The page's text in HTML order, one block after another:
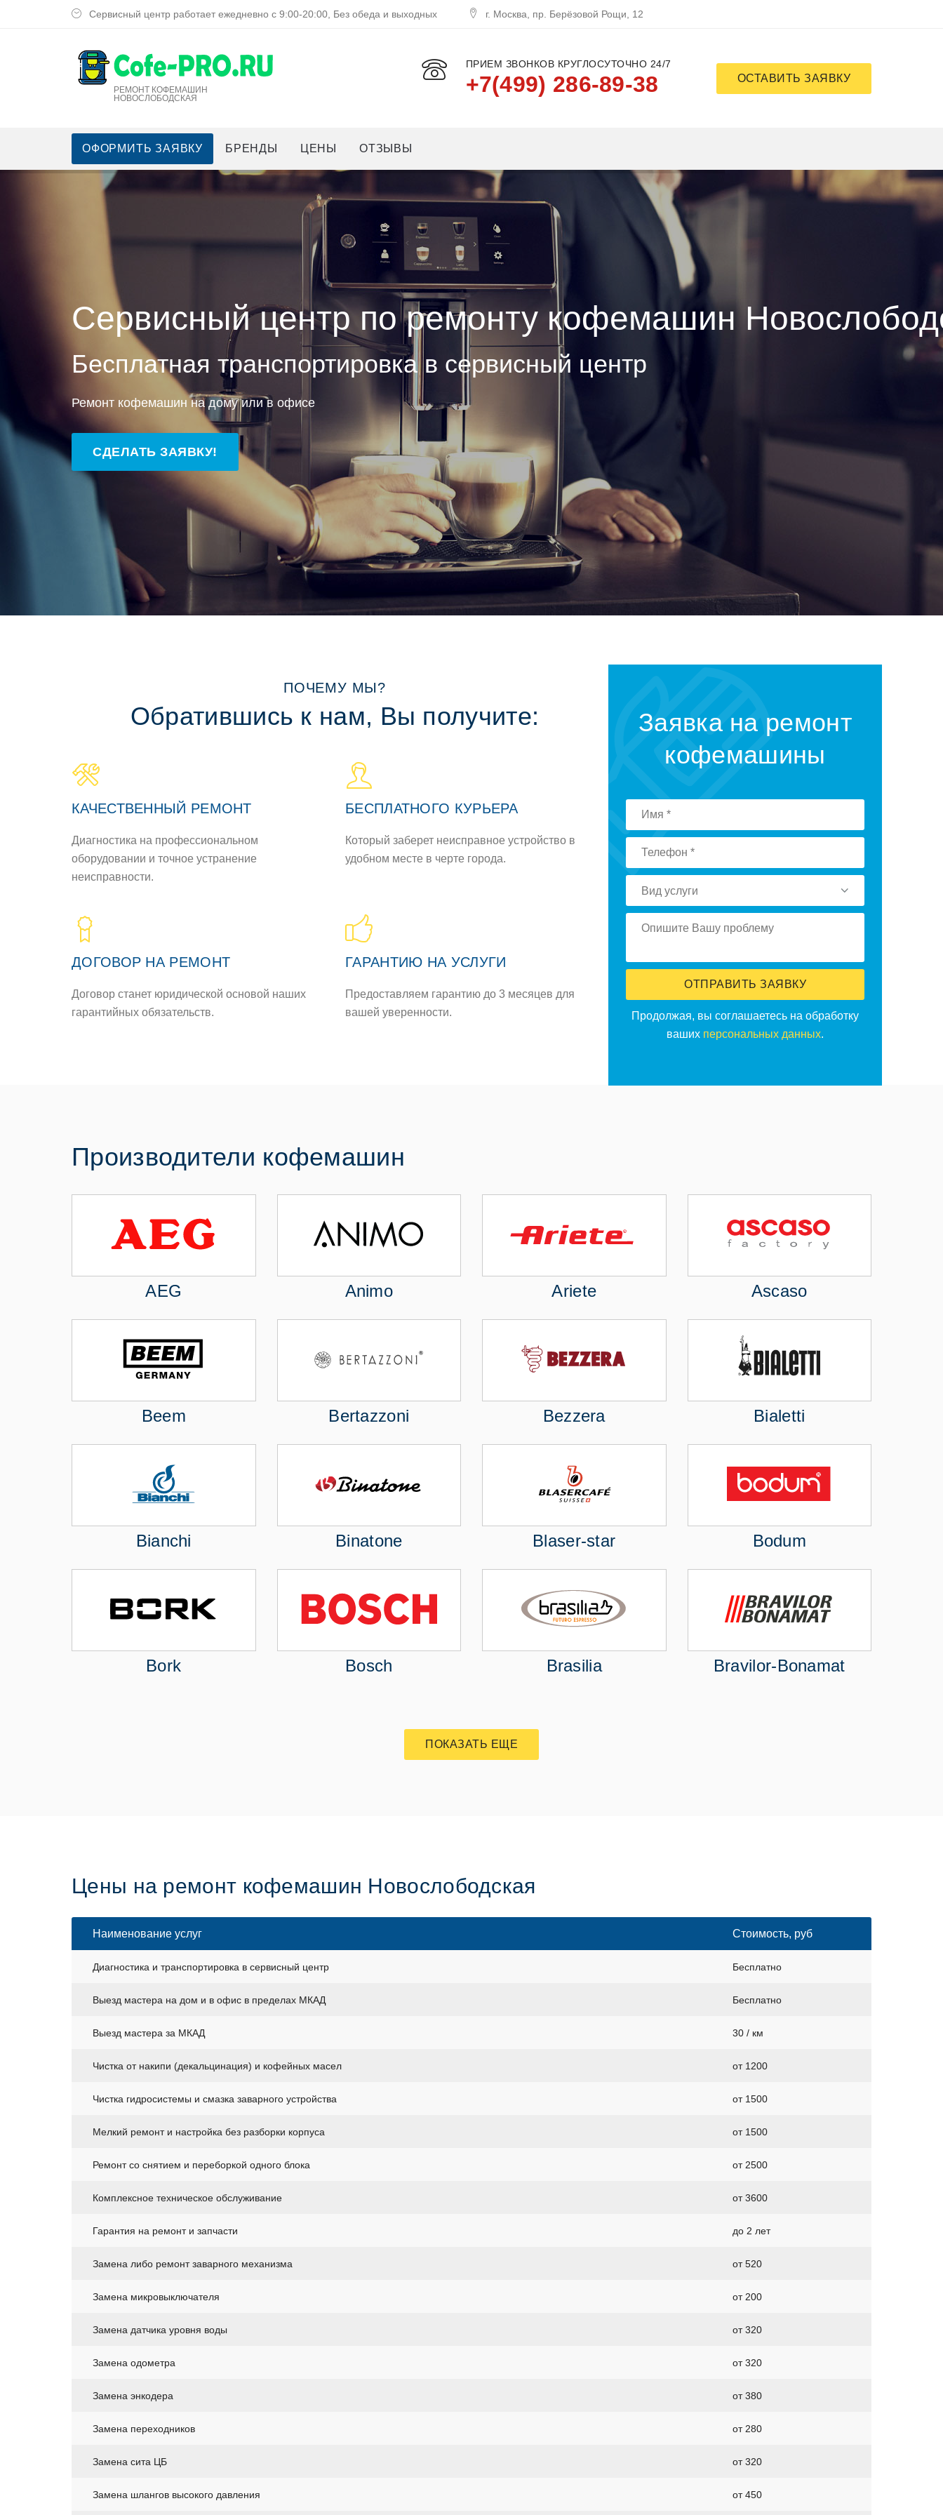
Сервисный центр работает ежедневно с 9:00-20:00, Без обеда и выходных г. Москва, пр. Берёзовой Рощи, 12
РЕМОНТ КОФЕМАШИН
НОВОСЛОБОДСКАЯ
ПРИЕМ ЗВОНКОВ КРУГЛОСУТОЧНО 24/7
+7(499) 286-89-38 ОСТАВИТЬ ЗАЯВКУ
ОФОРМИТЬ ЗАЯВКУ БРЕНДЫ ЦЕНЫ ОТЗЫВЫ
Сервисный центр по ремонту кофемашин
Бесплатная транспортировка в сервисный центр
Ремонт кофемашин на дому или в офисе
СДЕЛАТЬ ЗАЯВКУ!
ПОЧЕМУ МЫ?
Обратившись к нам, Вы получите:
КАЧЕСТВЕННЫЙ РЕМОНТ
Диагностика на профессиональном
оборудовании и точное устранение
неисправности.
БЕСПЛАТНОГО КУРЬЕРА
Который заберет неисправное устройство в
удобном месте в черте города.
ДОГОВОР НА РЕМОНТ
Договор станет юридической основой наших
гарантийных обязательств.
ГАРАНТИЮ НА УСЛУГИ
Предоставляем гарантию до 3 месяцев для
вашей уверенности.
Заявка на ремонт
кофемашины
Вид услуги
ОТПРАВИТЬ ЗАЯВКУ
Продолжая, вы соглашаетесь на обработку
ваших персональных данных.
Производители кофемашин
AEG Animo Ariete Ascaso
Beem Bertazzoni Bezzera Bialetti
Bianchi Binatone Blaser-star Bodum
Bork Bosch Brasilia Bravilor-Bonamat
ПОКАЗАТЬ ЕЩЕ
Цены на ремонт кофемашин Новослободская
Наименование услуг Стоимость, руб
Диагностика и транспортировка в сервисный центр Бесплатно
Выезд мастера на дом и в офис в пределах МКАД Бесплатно
Выезд мастера за МКАД 30 / км
Чистка от накипи (декальцинация) и кофейных масел от 1200
Чистка гидросистемы и смазка заварного устройства от 1500
Мелкий ремонт и настройка без разборки корпуса от 1500
Ремонт со снятием и переборкой одного блока от 2500
Комплексное техническое обслуживание от 3600
Гарантия на ремонт и запчасти до 2 лет
Замена либо ремонт заварного механизма от 520
Замена микровыключателя от 200
Замена датчика уровня воды от 320
Замена одометра от 320
Замена энкодера от 380
Замена переходников от 280
Замена сита ЦБ от 320
Замена шлангов высокого давления от 450